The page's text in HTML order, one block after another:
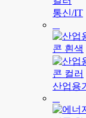
통신/IT
산업용